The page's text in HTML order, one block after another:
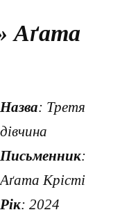
Аґата
Назва: Третя
дівчина
Письменник:
Аґата Крісті
Рік: 2024